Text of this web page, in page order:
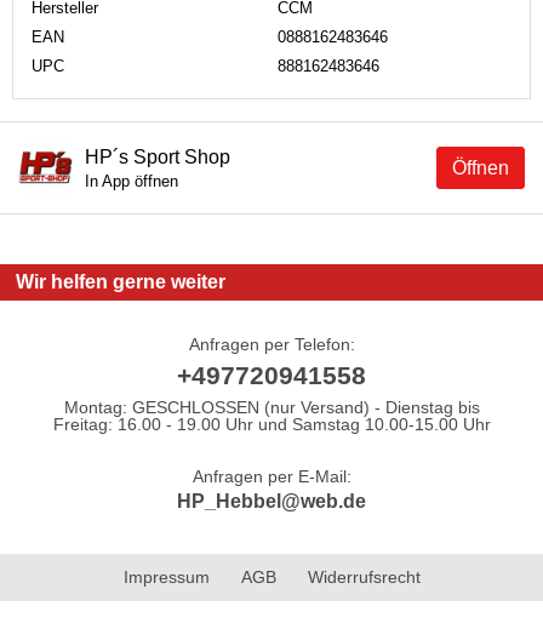
Hersteller
CCM
EAN
0888162483646
UPC
888162483646
Öffnen
HP´s Sport Shop
In App öffnen
Wir helfen gerne weiter
Anfragen per Telefon:
+497720941558
Montag: GESCHLOSSEN (nur Versand) - Dienstag bis
Freitag: 16.00 - 19.00 Uhr und Samstag 10.00-15.00 Uhr
Anfragen per E-Mail:
HP_Hebbel@web.de
Impressum AGB Widerrufsrecht